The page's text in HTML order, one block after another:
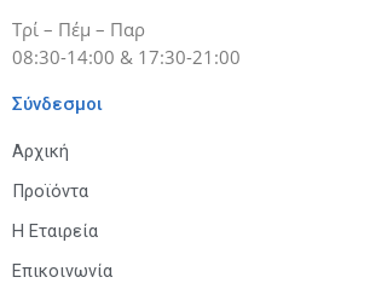
Τρί – Πέμ – Παρ
08:30-14:00 & 17:30-21:00
Σύνδεσμοι
Αρχική
Προϊόντα
Η Εταιρεία
Επικοινωνία